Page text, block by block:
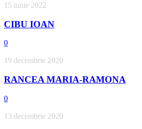
15 iunie 2022
CIBU IOAN
0
19 decembrie 2020
RANCEA MARIA-RAMONA
0
13 decembrie 2020